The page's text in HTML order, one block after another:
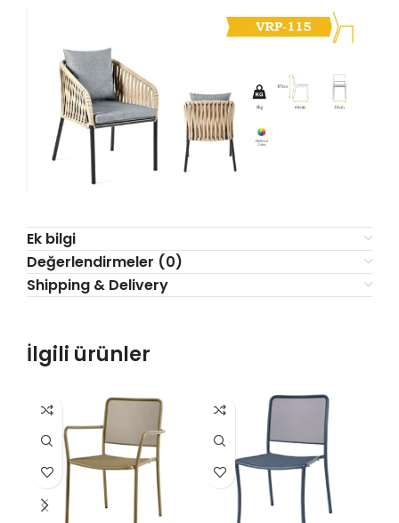
Ek bilgi
Değerlendirmeler (0)
Shipping & Delivery
İlgili ürünler